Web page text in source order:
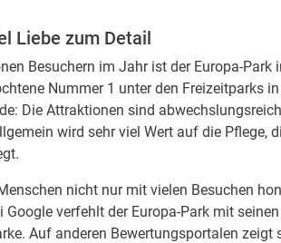
Liebe zum Detail
Besuchern im Jahr ist der Europa-Park
Nummer 1 unter den Freizeitparks
Die Attraktionen sind
wird sehr viel Wert auf die Pflege,
nicht nur mit vielen Besuchen
Google verfehlt der Europa-Park mit
Auf anderen Bewertungsportalen zeigt